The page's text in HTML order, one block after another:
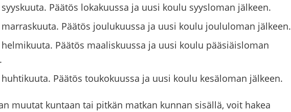
syyskuuta. Päätös lokakuussa ja uusi koulu syysloman jälkeen.
marraskuuta. Päätös joulukuussa ja uusi koulu joululoman jälkeen.
helmikuuta. Päätös maaliskuussa ja uusi koulu pääsiäisloman
huhtikuuta. Päätös toukokuussa ja uusi koulu kesäloman jälkeen.
muutat kuntaan tai pitkän matkan kunnan sisällä, voit hakea